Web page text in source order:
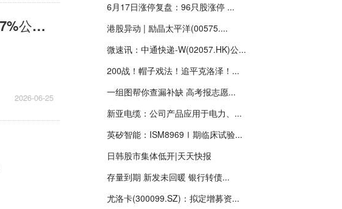
每日速看!新点软件(688232.SH)：已累计回购0.77%公司股份
2026-06-25
6月17日涨停复盘：96只股涨停 ...
港股异动 | 励晶太平洋(00575....
微速讯：中通快递-W(02057.HK)公...
200战！帽子戏法！追平克洛泽！...
一组图帮你查漏补缺 高考报志愿...
新亚电缆：公司产品应用于电力、...
英矽智能：ISM8969Ⅰ期临床试验...
日韩股市集体低开|天天快报
存量到期 新发未回暖 银行转债...
尤洛卡(300099.SZ)：拟定增募资...